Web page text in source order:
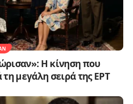
Η κίνηση που
μεγάλη σειρά της ΕΡΤ